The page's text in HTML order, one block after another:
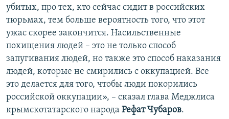
убитых, про тех, кто сейчас сидит в российских
тюрьмах, тем больше вероятность того, что этот
ужас скорее закончится. Насильственные
похищения людей – это не только способ
запугивания людей, но также это способ наказания
людей, которые не смирились с оккупацией. Все
это делается для того, чтобы люди покорились
российской оккупации», – сказал глава Меджлиса
крымскотатарского народа Рефат Чубаров.